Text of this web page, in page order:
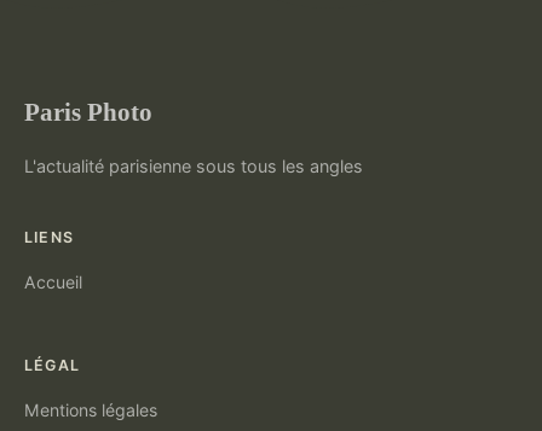
Paris Photo
L'actualité parisienne sous tous les angles
LIENS
Accueil
LÉGAL
Mentions légales